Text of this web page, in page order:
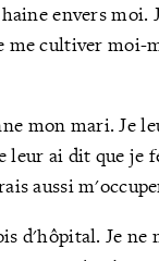
envers moi.
cultiver moi-
mon mari. Je
leur ai dit que je
aussi
d'hôpital. Je ne